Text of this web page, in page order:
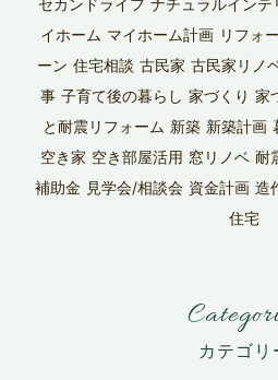
セカンドライフ ナチュラルインテ
イホーム マイホーム計画 リフォ
ーン 住宅相談 古民家 古民家リノ
事 子育て後の暮らし 家づくり 家
と耐震リフォーム 新築 新築計画
空き家 空き部屋活用 窓リノベ 耐
補助金 見学会/相談会 資金計画 造
住宅